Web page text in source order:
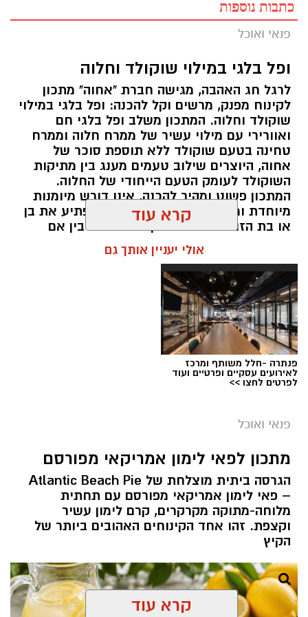
כתבות נוספות
פנאי ואוכל
ופל בלגי במילוי שוקולד וחלוה
לרגל חג האהבה, מגישה חברת "אחוה" מתכון
לקינוח מפנק, מרשים וקל להכנה: ופל בלגי במילוי
שוקולד וחלוה. המתכון משלב ופל בלגי חם
ואוורירי עם מילוי עשיר של ממרח חלוה וממרח
טחינה בטעם שוקולד ללא תוספת סוכר של
אחוה, היוצרים שילוב טעמים מענג בין מתיקות
השוקולד לעומק הטעם הייחודי של החלוה.
המתכון פשוט ומהיר להכנה, אינו דורש מיומנות
מיוחדת ומתאים לכל מי שמעוניין להפתיע את בן
או בת הזוג במחווה מתוקה ומיוחדת. בין אם
מדובר בארוחת בוקר מפנקת, קינוח לארוחה
רומנטית או פינוק זוגי בסוף היום, הוופל הבלגי
בטעם שוקולד וחלוה יהפוך כל רגע לחגיגה של
אהבה. ט"ו באב שמח!
ופל בלגי במילוי שוקולד וחלוה צילום הדס ניצן
תגים:ופל בלגי במילוי שוקולד וחלוה
מצרכים (לכ-4 ופלים גדולים
קרא עוד
אולי יעניין אותך גם
פנתרה -חלל משותף ומרכז
לאירועים עסקיים ופרטיים ועוד
לפרטים לחצו >>
פנאי ואוכל
מתכון לפאי לימון אמריקאי מפורסם
הגרסה ביתית מוצלחת של Atlantic Beach Pie
– פאי לימון אמריקאי מפורסם עם תחתית
מלוחה-מתוקה מקרקרים, קרם לימון עשיר
וקצפת. זהו אחד הקינוחים האהובים ביותר של
הקיץ
קרא עוד